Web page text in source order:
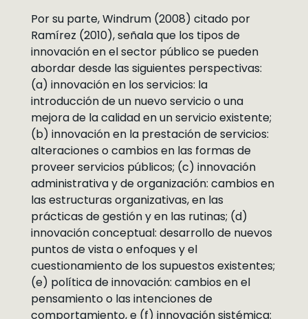
Por su parte, Windrum (2008) citado por
Ramírez (2010), señala que los tipos de
innovación en el sector público se pueden
abordar desde las siguientes perspectivas:
(a) innovación en los servicios: la
introducción de un nuevo servicio o una
mejora de la calidad en un servicio existente;
(b) innovación en la prestación de servicios:
alteraciones o cambios en las formas de
proveer servicios públicos; (c) innovación
administrativa y de organización: cambios en
las estructuras organizativas, en las
prácticas de gestión y en las rutinas; (d)
innovación conceptual: desarrollo de nuevos
puntos de vista o enfoques y el
cuestionamiento de los supuestos existentes;
(e) política de innovación: cambios en el
pensamiento o las intenciones de
comportamiento, e (f) innovación sistémica: